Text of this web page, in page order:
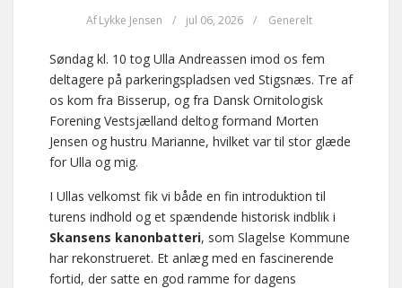
Af Lykke Jensen / jul 06, 2026 / Generelt
Søndag kl. 10 tog Ulla Andreassen imod os fem
deltagere på parkeringspladsen ved Stigsnæs. Tre af
os kom fra Bisserup, og fra Dansk Ornitologisk
Forening Vestsjælland deltog formand Morten
Jensen og hustru Marianne, hvilket var til stor glæde
for Ulla og mig.
I Ullas velkomst fik vi både en fin introduktion til
turens indhold og et spændende historisk indblik i
Skansens kanonbatteri, som Slagelse Kommune
har rekonstrueret. Et anlæg med en fascinerende
fortid, der satte en god ramme for dagens